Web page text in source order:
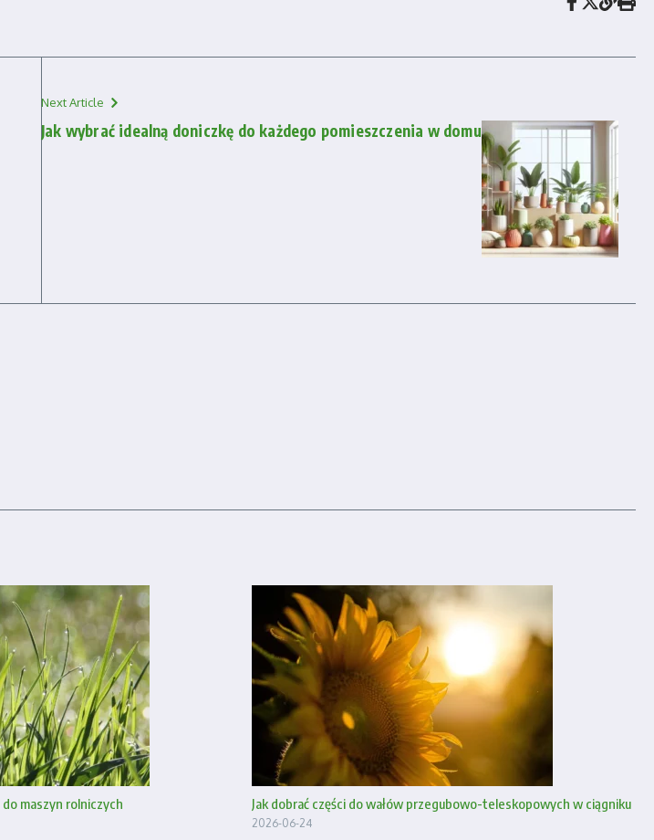
Next Article
Jak wybrać idealną doniczkę do każdego pomieszczenia w domu
maszyn rolniczych Jak dobrać części do wałów przegubowo-teleskopowych w ciągniku
2026-06-24